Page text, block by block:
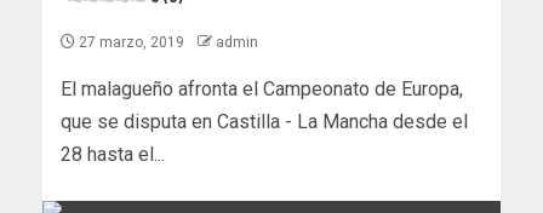
27 marzo, 2019 admin
El malagueño afronta el Campeonato de Europa,
que se disputa en Castilla - La Mancha desde el
28 hasta el...